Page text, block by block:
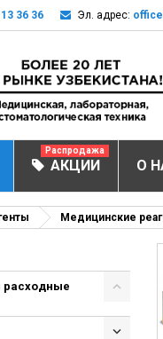
36 36 Эл. адрес:
АКЦИИ
Распродажа
О
Медицинские
расходные